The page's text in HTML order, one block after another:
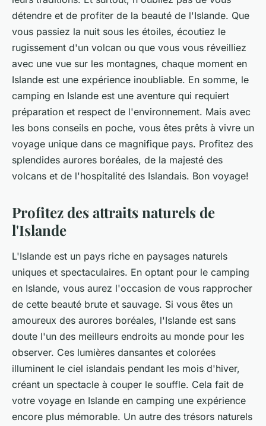
détendre et de profiter de la beauté de l'Islande. Que
vous passiez la nuit sous les étoiles, écoutiez le
rugissement d'un volcan ou que vous vous réveilliez
avec une vue sur les montagnes, chaque moment en
Islande est une expérience inoubliable. En somme, le
camping en Islande est une aventure qui requiert
préparation et respect de l'environnement. Mais avec
les bons conseils en poche, vous êtes prêts à vivre un
voyage unique dans ce magnifique pays. Profitez des
splendides aurores boréales, de la majesté des
volcans et de l'hospitalité des Islandais. Bon voyage!
Profitez des attraits naturels de
l'Islande
L'Islande est un pays riche en paysages naturels
uniques et spectaculaires. En optant pour le camping
en Islande, vous aurez l'occasion de vous rapprocher
de cette beauté brute et sauvage. Si vous êtes un
amoureux des aurores boréales, l'Islande est sans
doute l'un des meilleurs endroits au monde pour les
observer. Ces lumières dansantes et colorées
illuminent le ciel islandais pendant les mois d'hiver,
créant un spectacle à couper le souffle. Cela fait de
votre voyage en Islande en camping une expérience
encore plus mémorable. Un autre des trésors naturels